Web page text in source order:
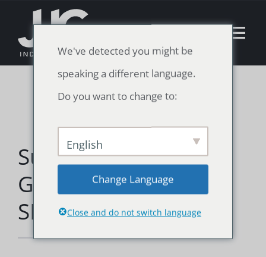
content
Surtido de productos
Noticias
Surtido de 74
GOUACHE DANIEL
SMITH
We've detected you might be
speaking a different language.
Do you want to change to:
English
Change Language
Close and do not switch language